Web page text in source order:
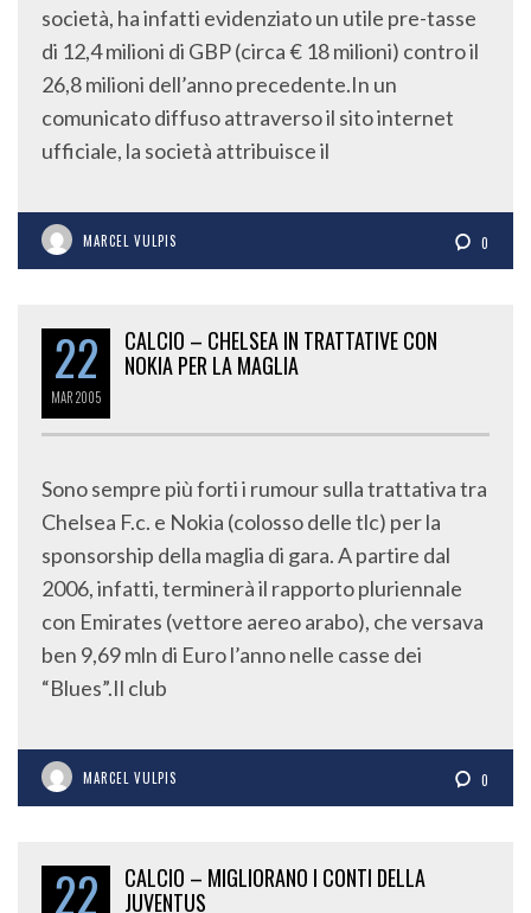
società, ha infatti evidenziato un utile pre-tasse
di 12,4 milioni di GBP (circa € 18 milioni) contro il
26,8 milioni dell’anno precedente.In un
comunicato diffuso attraverso il sito internet
ufficiale, la società attribuisce il
MARCEL VULPIS 0
22
MAR2005
CALCIO – CHELSEA IN TRATTATIVE CON
NOKIA PER LA MAGLIA
Sono sempre più forti i rumour sulla trattativa tra
Chelsea F.c. e Nokia (colosso delle tlc) per la
sponsorship della maglia di gara. A partire dal
2006, infatti, terminerà il rapporto pluriennale
con Emirates (vettore aereo arabo), che versava
ben 9,69 mln di Euro l’anno nelle casse dei
“Blues”.Il club
MARCEL VULPIS 0
22
CALCIO – MIGLIORANO I CONTI DELLA
JUVENTUS